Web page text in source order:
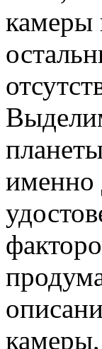
камеры
именно